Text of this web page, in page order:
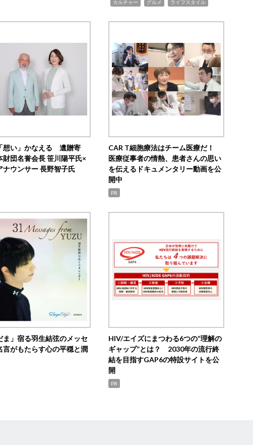
カルチャー グルメ ライフスタイル
想い」かなえる 遺贈寄
団名誉会長 笹川陽平氏×
ナウンサー 長野智子氏
CAR T細胞療法はチーム医療だ！
医療従事者の情熱、患者さんの思い
を伝えるドキュメンタリー動画を公
開中
PR
ま」宿る羽生結弦のメッセ
がもたらす心の平穏と潤
HIV/エイズにまつわる6つの“理解の
ギャップ”とは？ 2030年の流行終
結を目指すGAP6の特設サイトを公
開
PR